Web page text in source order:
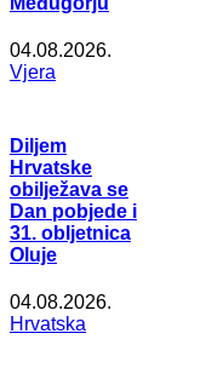
04.08.2026.
Vjera
Diljem
Hrvatske
obilježava se
Dan pobjede i
31. obljetnica
Oluje
04.08.2026.
Hrvatska